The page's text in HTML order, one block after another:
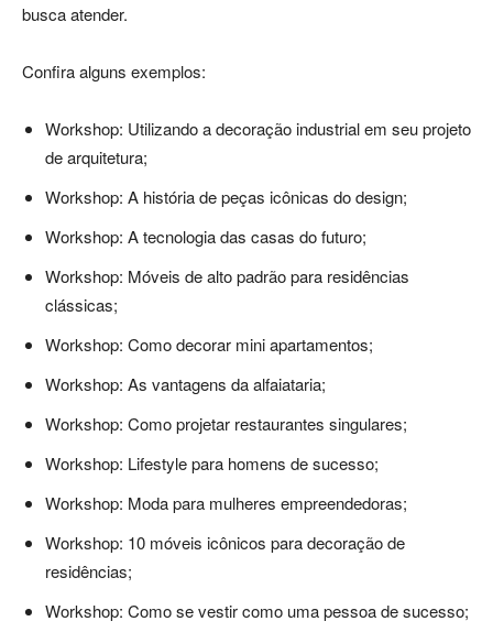
busca atender.
Confira alguns exemplos:
Workshop: Utilizando a decoração industrial em seu projeto
de arquitetura;
Workshop: A história de peças icônicas do design;
Workshop: A tecnologia das casas do futuro;
Workshop: Móveis de alto padrão para residências
clássicas;
Workshop: Como decorar mini apartamentos;
Workshop: As vantagens da alfaiataria;
Workshop: Como projetar restaurantes singulares;
Workshop: Lifestyle para homens de sucesso;
Workshop: Moda para mulheres empreendedoras;
Workshop: 10 móveis icônicos para decoração de
residências;
Workshop: Como se vestir como uma pessoa de sucesso;